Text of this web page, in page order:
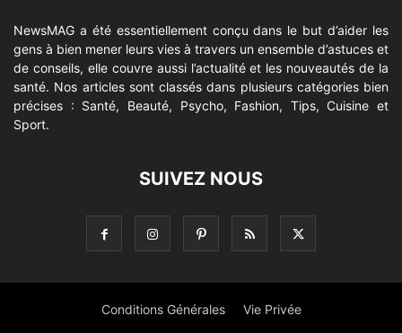
NewsMAG a été essentiellement conçu dans le but d’aider les
gens à bien mener leurs vies à travers un ensemble d’astuces et
de conseils, elle couvre aussi l’actualité et les nouveautés de la
santé. Nos articles sont classés dans plusieurs catégories bien
précises : Santé, Beauté, Psycho, Fashion, Tips, Cuisine et
Sport.
SUIVEZ NOUS
Conditions Générales Vie Privée